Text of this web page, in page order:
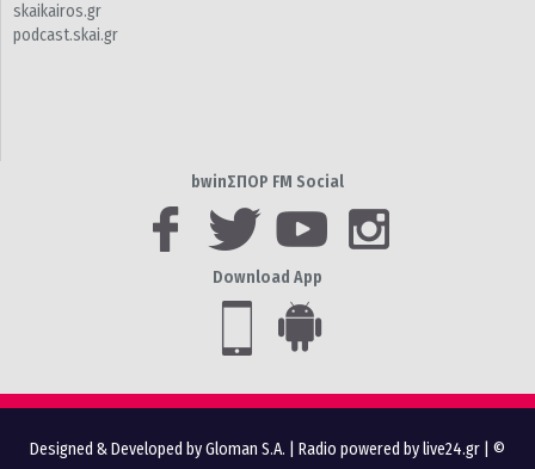
skaikairos.gr
podcast.skai.gr
bwinΣΠΟΡ FM Social
Download App
Designed & Developed by Gloman S.A. Radio powered by live24.gr | ©